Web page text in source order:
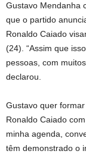
Gustavo Mendanha
que o partido
Ronaldo Caiado
(24). “Assim que
pessoas, com
declarou.
Gustavo quer
Ronaldo Caiado
minha agenda,
têm demonstrado o